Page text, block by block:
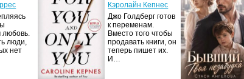
любовь.
люди,
нет
Кэролайн Кепнес
Джо Голдберг готов
к переменам.
Вместо того чтобы
продавать книги, он
теперь пишет их.
И…